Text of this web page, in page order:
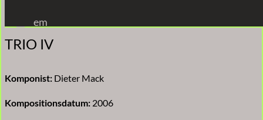
Inhalt
springen
em
TRIO IV
Komponist: Dieter Mack
Kompositionsdatum: 2006